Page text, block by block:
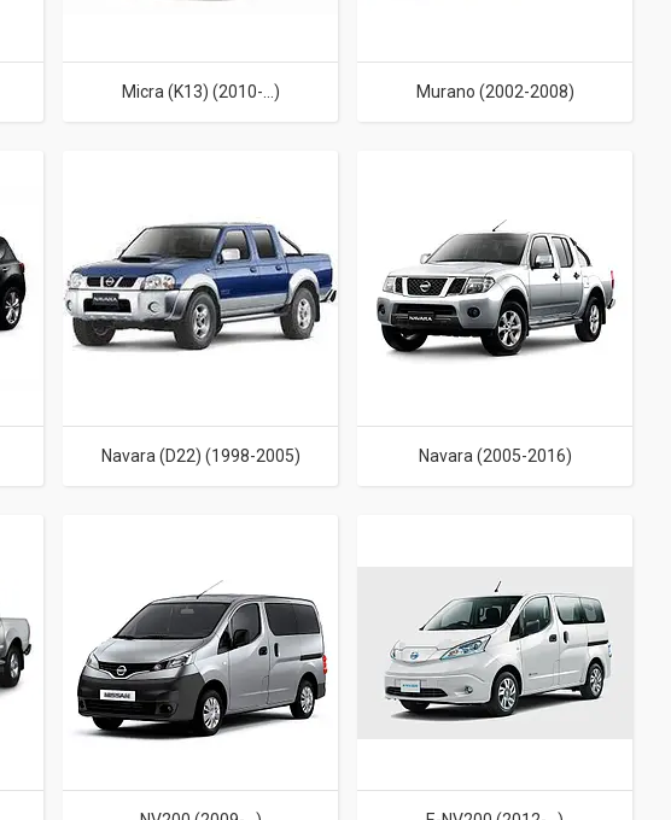
Micra (K13) (2010-...) Murano (2002-2008)
Navara (D22) (1998-2005) Navara (2005-2016)